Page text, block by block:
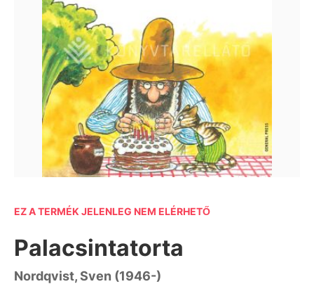
EZ A TERMÉK JELENLEG NEM ELÉRHETŐ
Palacsintatorta
Nordqvist, Sven (1946-)